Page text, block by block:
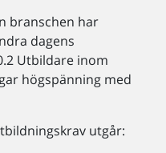
branschen har
dagens
Utbildare inom
högspänning med
utgår: